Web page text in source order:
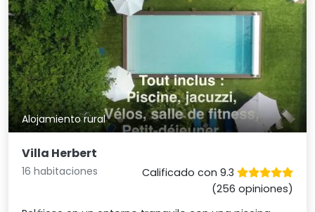
Alojamiento rural
Villa Herbert
16 habitaciones
Calificado con 9.3
(256 opiniones)